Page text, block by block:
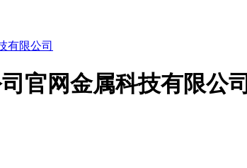
官网金属科技有限公司